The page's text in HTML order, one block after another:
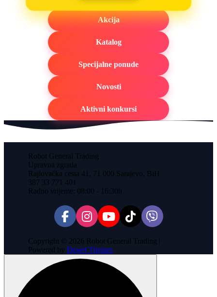
Akcija
Katalog
Specijalne ponude
Novosti
Aktivni konkursi
Robot General Trading
Upravna zgrada
Rajlovačka cesta 41, 71 000 Sarajevo, BiH
387 33 771 401
Radno vrijeme: 08:00 - 16:30h
Copyright © 2026 Robot General Trading |
Powered by Desert Themes